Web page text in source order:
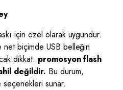
için özel olarak uygundur.
net biçimde USB belleğin
dikkat: promosyon flash
değildir. Bu durum,
sunar.